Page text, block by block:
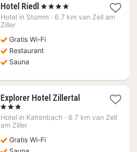
Hotel Riedl 1
nacht
139,45
, 4 Sterren
Hotel in Stumm · 6.7 km van Zell am
Ziller
Gratis Wi-Fi
Restaurant
Sauna
Explorer Hotel Zillertal1
vanaf
, 3 Sterren
Hotel in Kaltenbach · 6.7 km van Zell
am Ziller
Gratis Wi-Fi